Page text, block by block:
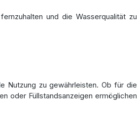
und die Wasserqualität zu
Nutzung zu gewährleisten. Ob für die
oder Füllstandsanzeigen ermöglichen